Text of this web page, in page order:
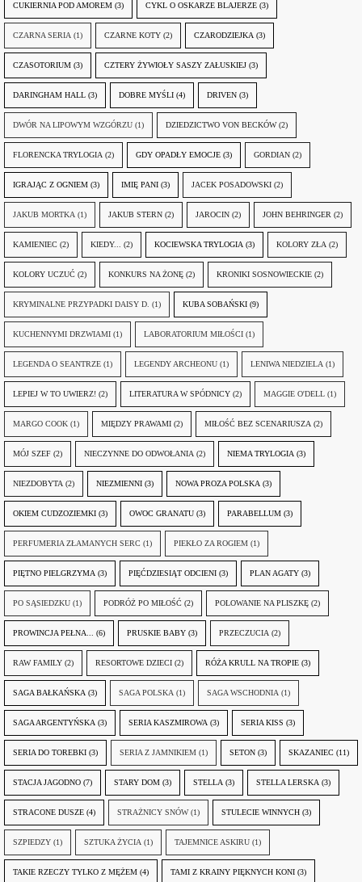
CUKIERNIA POD AMOREM (3) CYKL O OSKARZE BLAJERZE (3)
CZARNA SERIA (1) CZARNE KOTY (2) CZARODZIEJKA (3)
CZASOTORIUM (3) CZTERY ŻYWIOŁY SASZY ZAŁUSKIEJ (3)
DARINGHAM HALL (3) DOBRE MYŚLI (4) DRIVEN (3)
DWÓR NA LIPOWYM WZGÓRZU (1) DZIEDZICTWO VON BECKÓW (2)
FLORENCKA TRYLOGIA (2) GDY OPADŁY EMOCJE (3) GORDIAN (2)
IGRAJĄC Z OGNIEM (3) IMIĘ PANI (3) JACEK POSADOWSKI (2)
JAKUB MORTKA (1) JAKUB STERN (2) JAROCIN (2) JOHN BEHRINGER (2)
KAMIENIEC (2) KIEDY... (2) KOCIEWSKA TRYLOGIA (3) KOLORY ZŁA (2)
KOLORY UCZUĆ (2) KONKURS NA ŻONĘ (2) KRONIKI SOSNOWIECKIE (2)
KRYMINALNE PRZYPADKI DAISY D. (1) KUBA SOBAŃSKI (9)
KUCHENNYMI DRZWIAMI (1) LABORATORIUM MIŁOŚCI (1)
LEGENDA O SEANTRZE (1) LEGENDY ARCHEONU (1) LENIWA NIEDZIELA (1)
LEPIEJ W TO UWIERZ! (2) LITERATURA W SPÓDNICY (2) MAGGIE O'DELL (1)
MARGO COOK (1) MIĘDZY PRAWAMI (2) MIŁOŚĆ BEZ SCENARIUSZA (2)
MÓJ SZEF (2) NIECZYNNE DO ODWOŁANIA (2) NIEMA TRYLOGIA (3)
NIEZDOBYTA (2) NIEZMIENNI (3) NOWA PROZA POLSKA (3)
OKIEM CUDZOZIEMKI (3) OWOC GRANATU (3) PARABELLUM (3)
PERFUMERIA ZŁAMANYCH SERC (1) PIEKŁO ZA ROGIEM (1)
PIĘTNO PIELGRZYMA (3) PIĘĆDZIESIĄT ODCIENI (3) PLAN AGATY (3)
PO SĄSIEDZKU (1) PODRÓŻ PO MIŁOŚĆ (2) POLOWANIE NA PLISZKĘ (2)
PROWINCJA PEŁNA... (6) PRUSKIE BABY (3) PRZECZUCIA (2)
RAW FAMILY (2) RESORTOWE DZIECI (2) RÓŻA KRULL NA TROPIE (3)
SAGA BAŁKAŃSKA (3) SAGA POLSKA (1) SAGA WSCHODNIA (1)
SAGA ARGENTYŃSKA (3) SERIA KASZMIROWA (3) SERIA KISS (3)
SERIA DO TOREBKI (3) SERIA Z JAMNIKIEM (1) SETON (3) SKAZANIEC (11)
STACJA JAGODNO (7) STARY DOM (3) STELLA (3) STELLA LERSKA (3)
STRACONE DUSZE (4) STRAŻNICY SNÓW (1) STULECIE WINNYCH (3)
SZPIEDZY (1) SZTUKA ŻYCIA (1) TAJEMNICE ASKIRU (1)
TAKIE RZECZY TYLKO Z MĘŻEM (4) TAMI Z KRAINY PIĘKNYCH KONI (3)